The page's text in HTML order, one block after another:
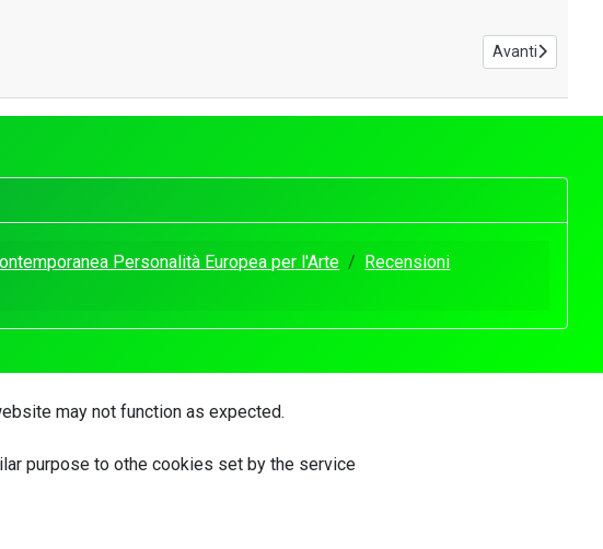
Articolo
Avanti
Personalità Europea per l'Arte
Recensioni
may not function as expected.
purpose to othe cookies set by the service